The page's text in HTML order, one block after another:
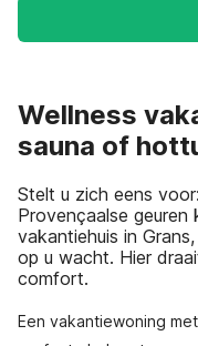
Wellness
sauna of
Stelt u zich eens
Provençaalse geuren
vakantiehuis in
op u wacht. Hier
comfort.
Een vakantiewoning